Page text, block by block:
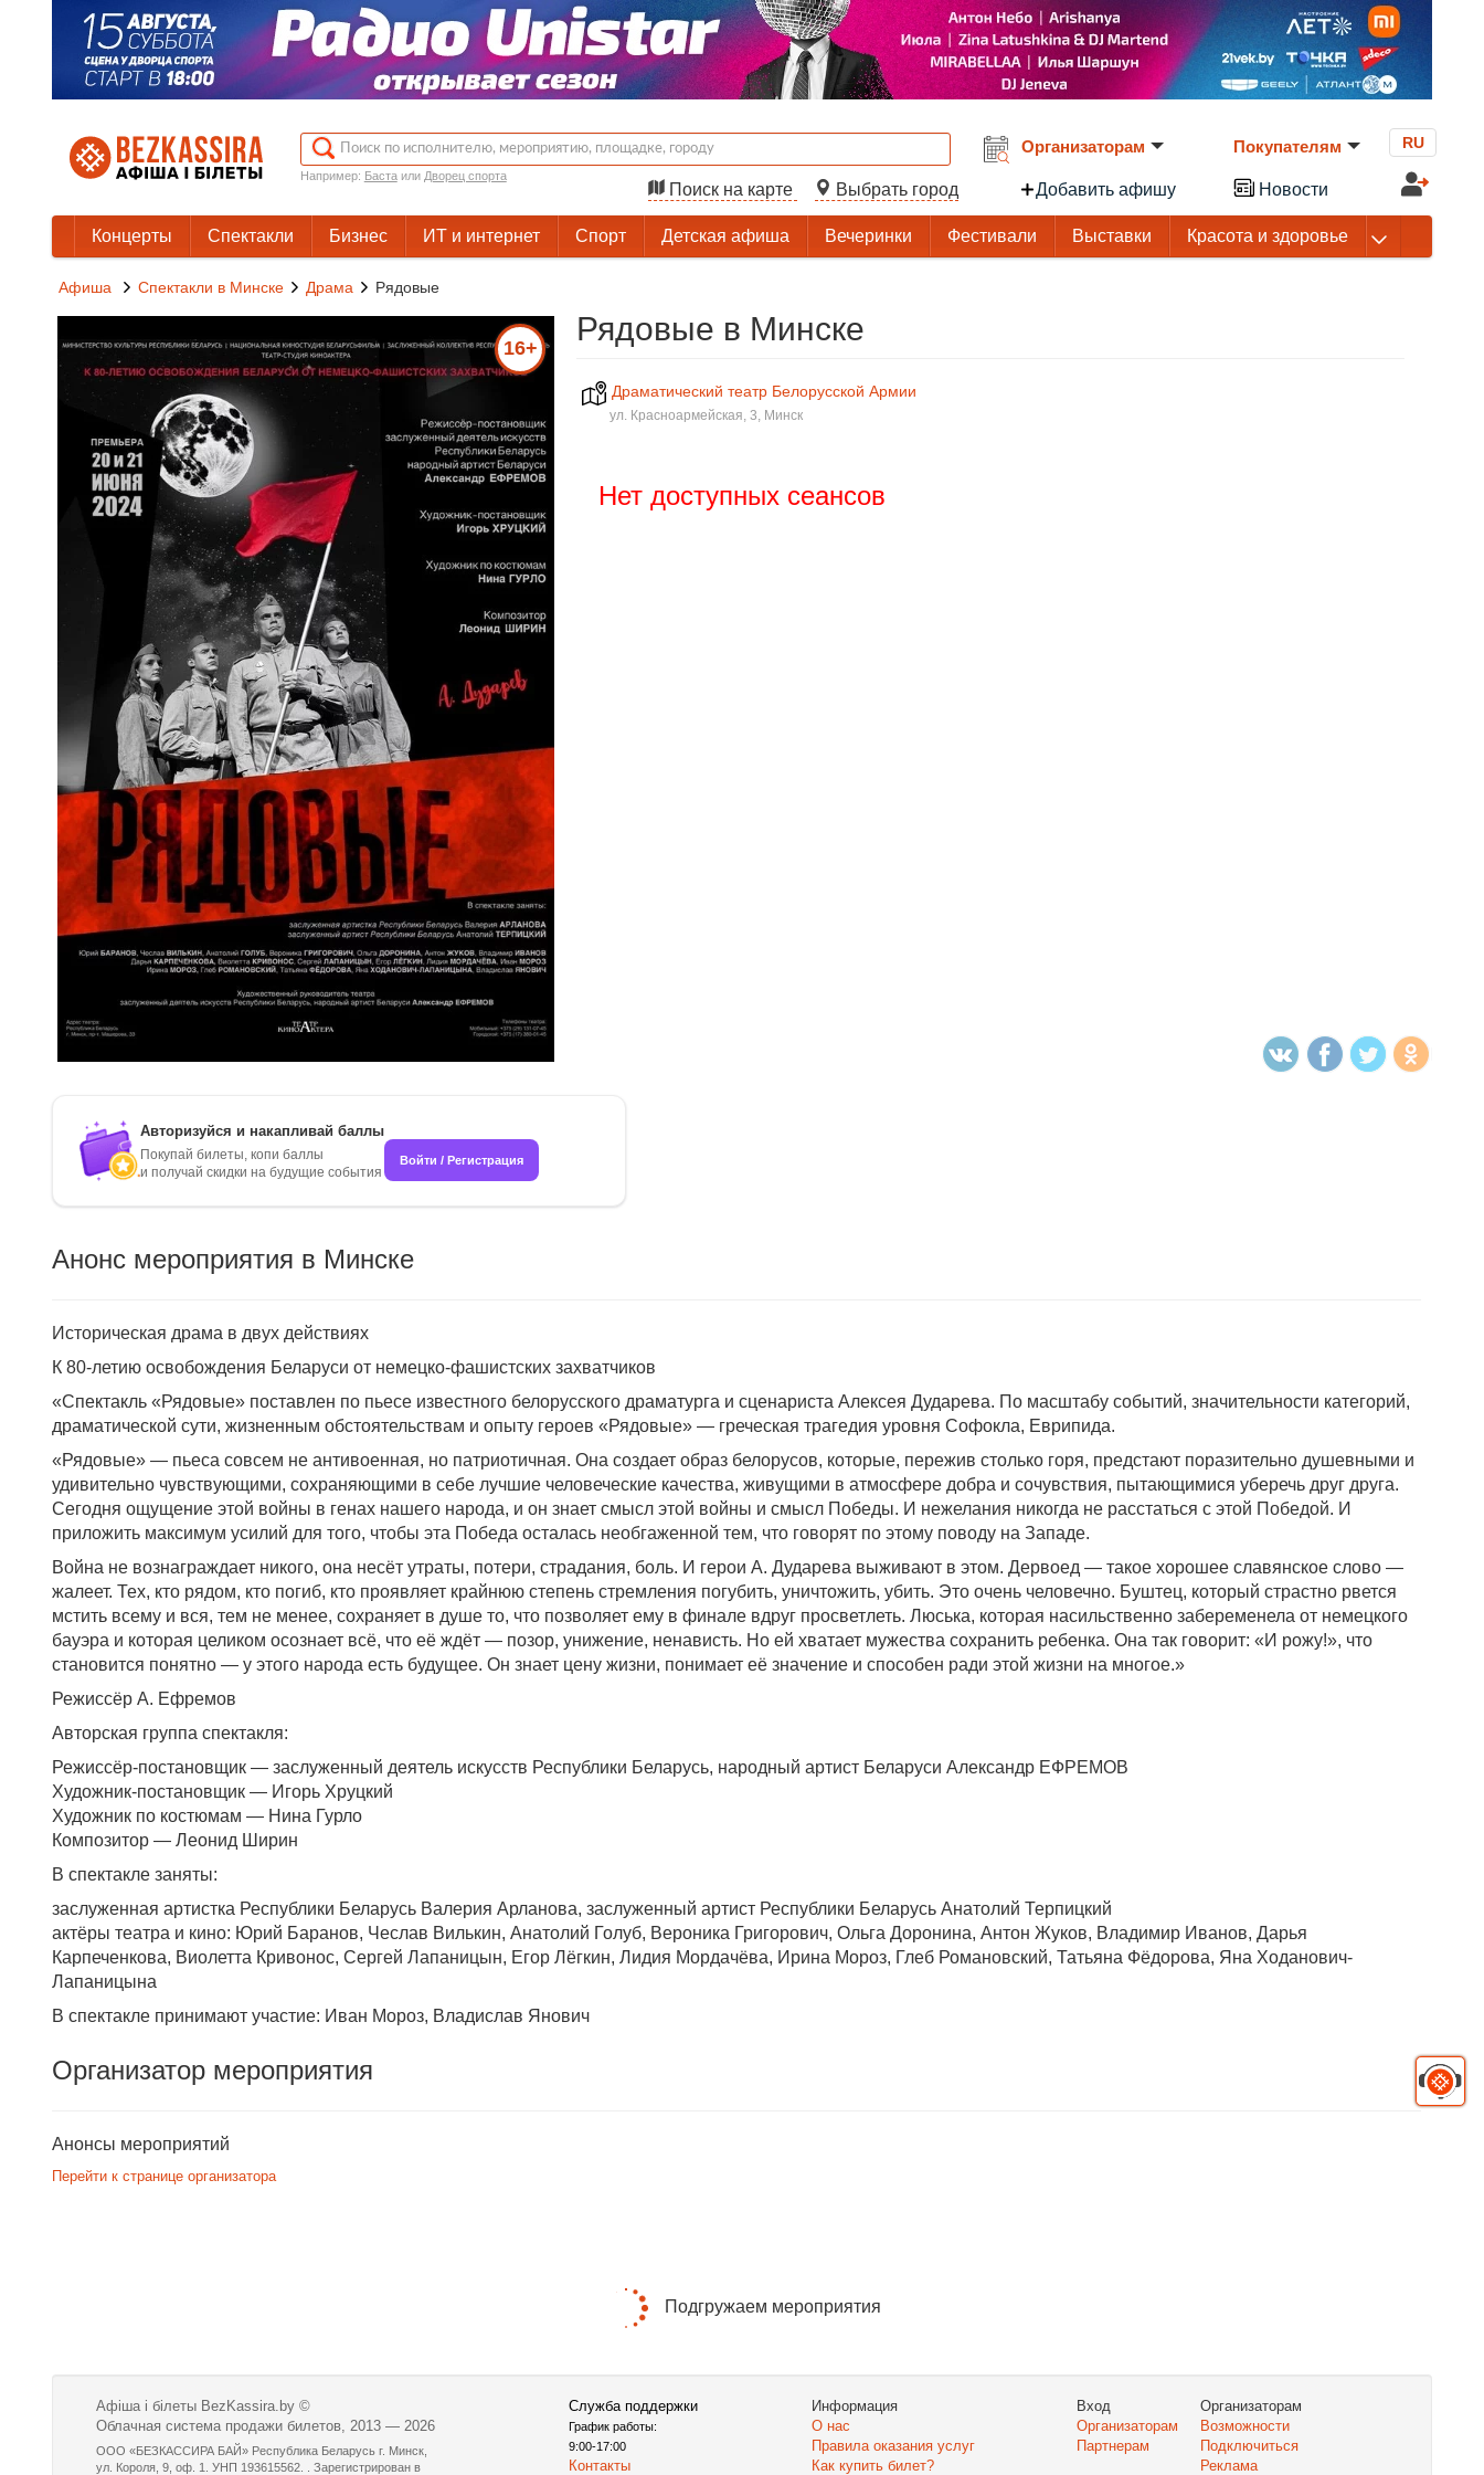
Например: Бастаили Дворец спорта
Поиск на карте Выбрать город
Организаторам
Добавить афишу
Покупателям
Новости
RU
Концерты Спектакли Бизнес ИТ и интернет Спорт Детская афиша Вечеринки Фестивали Выставки Красота и здоровье
Афиша Спектакли в Минске Драма Рядовые
16+
Рядовые в Минске
Драматический театр Белорусской Армии
ул. Красноармейская, 3, Минск
Нет доступных сеансов
Авторизуйся и накапливай баллы
Покупай билеты, копи баллы
и получай скидки на будущие события
Войти / Регистрация
Анонс мероприятия в Минске
Историческая драма в двух действиях
К 80-летию освобождения Беларуси от немецко-фашистских захватчиков
«Спектакль «Рядовые» поставлен по пьесе известного белорусского драматурга и сценариста Алексея Дударева. По масштабу событий, значительности категорий,
драматической сути, жизненным обстоятельствам и опыту героев «Рядовые» — греческая трагедия уровня Софокла, Еврипида.
«Рядовые» — пьеса совсем не антивоенная, но патриотичная. Она создает образ белорусов, которые, пережив столько горя, предстают поразительно душевными и
удивительно чувствующими, сохраняющими в себе лучшие человеческие качества, живущими в атмосфере добра и сочувствия, пытающимися уберечь друг друга.
Сегодня ощущение этой войны в генах нашего народа, и он знает смысл этой войны и смысл Победы. И нежелания никогда не расстаться с этой Победой. И
приложить максимум усилий для того, чтобы эта Победа осталась необгаженной тем, что говорят по этому поводу на Западе.
Война не вознаграждает никого, она несёт утраты, потери, страдания, боль. И герои А. Дударева выживают в этом. Дервоед — такое хорошее славянское слово —
жалеет. Тех, кто рядом, кто погиб, кто проявляет крайнюю степень стремления погубить, уничтожить, убить. Это очень человечно. Буштец, который страстно рвется
мстить всему и вся, тем не менее, сохраняет в душе то, что позволяет ему в финале вдруг просветлеть. Люська, которая насильственно забеременела от немецкого
бауэра и которая целиком осознает всё, что её ждёт — позор, унижение, ненависть. Но ей хватает мужества сохранить ребенка. Она так говорит: «И рожу!», что
становится понятно — у этого народа есть будущее. Он знает цену жизни, понимает её значение и способен ради этой жизни на многое.»
Режиссёр А. Ефремов
Авторская группа спектакля:
Режиссёр-постановщик — заслуженный деятель искусств Республики Беларусь, народный артист Беларуси Александр ЕФРЕМОВ
Художник-постановщик — Игорь Хруцкий
Художник по костюмам — Нина Гурло
Композитор — Леонид Ширин
В спектакле заняты:
заслуженная артистка Республики Беларусь Валерия Арланова, заслуженный артист Республики Беларусь Анатолий Терпицкий
актёры театра и кино: Юрий Баранов, Чеслав Вилькин, Анатолий Голуб, Вероника Григорович, Ольга Доронина, Антон Жуков, Владимир Иванов, Дарья
Карпеченкова, Виолетта Кривонос, Сергей Лапаницын, Егор Лёгкин, Лидия Мордачёва, Ирина Мороз, Глеб Романовский, Татьяна Фёдорова, Яна Ходанович-
Лапаницына
В спектакле принимают участие: Иван Мороз, Владислав Янович
Организатор мероприятия
Анонсы мероприятий
Перейти к странице организатора
Подгружаем мероприятия
Афіша і білеты BezKassira.by ©
Облачная система продажи билетов, 2013 — 2026
ООО «БЕЗКАССИРА БАЙ» Республика Беларусь г. Минск,
ул. Короля, 9, оф. 1. УНП 193615562. . Зарегистрирован в
Служба поддержки
График работы:
9:00-17:00
Контакты
Информация
О нас
Правила оказания услуг
Как купить билет?
Вход
Организаторам
Партнерам
Организаторам
Возможности
Подключиться
Реклама